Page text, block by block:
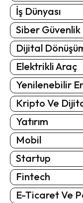
İş Dünyası
Siber Güvenlik
Dijital
Elektrikli Araç
Yenilenebilir
Kripto Ve
Yatırım
Mobil
Startup
Fintech
E-Ticaret Ve